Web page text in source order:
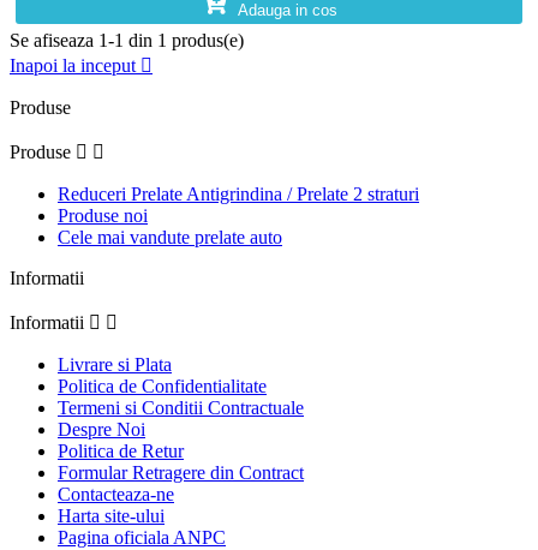
Adauga in cos
Se afiseaza 1-1 din 1 produs(e)
Inapoi la inceput 
Produse
Produse  
Reduceri Prelate Antigrindina / Prelate 2 straturi
Produse noi
Cele mai vandute prelate auto
Informatii
Informatii  
Livrare si Plata
Politica de Confidentialitate
Termeni si Conditii Contractuale
Despre Noi
Politica de Retur
Formular Retragere din Contract
Contacteaza-ne
Harta site-ului
Pagina oficiala ANPC